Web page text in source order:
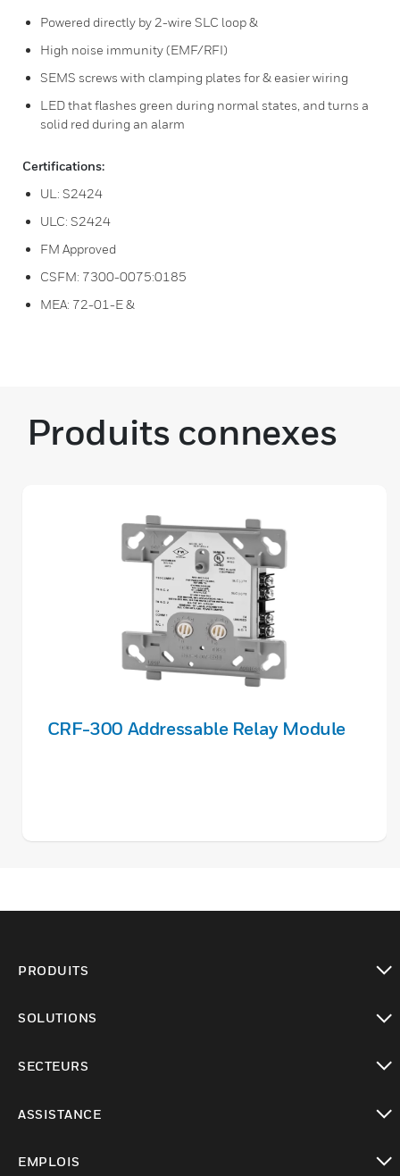
Powered directly by 2-wire SLC loop &
High noise immunity (EMF/RFI)
SEMS screws with clamping plates for & easier wiring
LED that flashes green during normal states, and turns a
solid red during an alarm
Certifications:
UL: S2424
ULC: S2424
FM Approved
CSFM: 7300-0075:0185
MEA: 72-01-E &
Produits connexes
CRF-300 Addressable Relay Module
PRODUITS
SOLUTIONS
SECTEURS
ASSISTANCE
EMPLOIS